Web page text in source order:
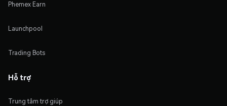
Phemex Earn
Launchpool
Trading Bots
Hỗ trợ
Trung tâm trợ giúp